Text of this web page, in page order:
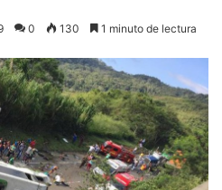
0 130 1 minuto de lectura